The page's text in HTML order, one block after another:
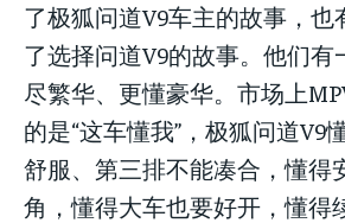
了极狐问道V9车主的故事，也
了选择问道V9的故事。他们有
尽繁华、更懂豪华。市场上
的是“这车懂我”，极狐问道V9
舒服、第三排不能凑合，懂得
角，懂得大车也要好开，懂得